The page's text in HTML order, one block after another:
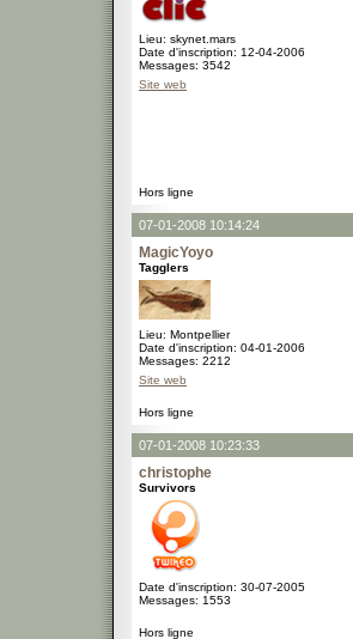
Lieu: skynet.mars
Date d'inscription: 12-04-2006
Messages: 3542
Site web
Hors ligne
07-01-2008 10:14:24
MagicYoyo
Tagglers
Lieu: Montpellier
Date d'inscription: 04-01-2006
Messages: 2212
Site web
Hors ligne
07-01-2008 10:23:33
christophe
Survivors
Date d'inscription: 30-07-2005
Messages: 1553
Hors ligne